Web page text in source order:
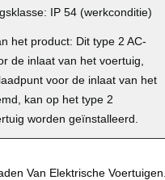
IP 54 (werkconditie)
het product: Dit type 2 AC-
de inlaat van het voertuig,
voor de inlaat van het
kan op het type 2
worden geïnstalleerd.
Van Elektrische